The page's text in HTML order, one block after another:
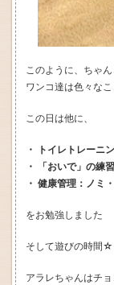
このように、ちゃ
ワンコ達は色々な
この日は他に、
・ トイレトレーニ
・ 「おいで」の練習
・ 健康管理：ノミ
をお勉強しました
そして遊びの時間☆
アラレちゃんはチ